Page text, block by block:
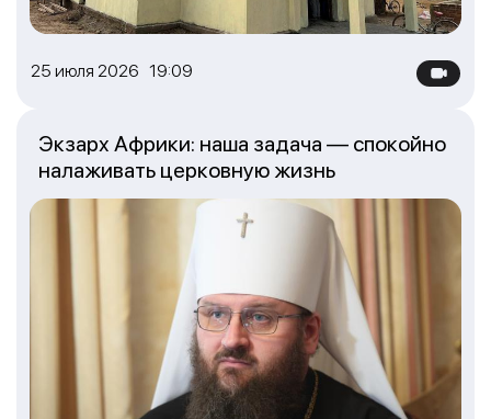
25 июля 2026 19:09
Экзарх Африки: наша задача — спокойно
налаживать церковную жизнь